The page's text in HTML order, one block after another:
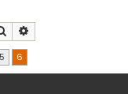
Поиск
5 6